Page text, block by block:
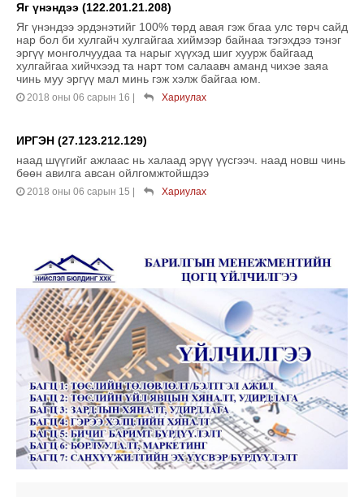
Яг үнэндээ (122.201.21.208)
Яг үнэндээ эрдэнэтийг 100% төрд авая гэж бгаа улс төрч сайд
нар бол би хулгайч хулгайгаа хиймээр байнаа тэгэхдээ тэнэг
эргүү монголчуудаа та нарыг хүүхэд шиг хуурж байгаад
хулгайгаа хийчхээд та нарт том салаавч аманд чихэе заяа
чинь муу эргүү мал минь гэж хэлж байгаа юм.
2018 оны 06 сарын 16 Хариулах
ИРГЭН (27.123.212.129)
наад шүүгийг ажлаас нь халаад эрүү үүсгээч. наад новш чинь
бөөн авилга авсан ойлгомжтойшдээ
2018 оны 06 сарын 15 Хариулах